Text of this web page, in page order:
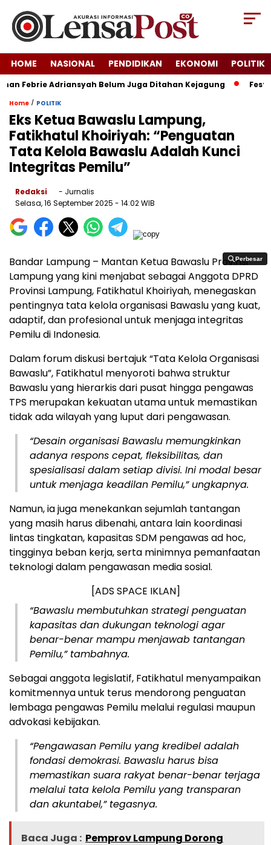
HOME NASIONAL PENDIDIKAN EKONOMI POLITIK
Febrie Adriansyah Belum Juga Ditahan Kejagung
Home / POLITIK
Eks Ketua Bawaslu Lampung,
Fatikhatul Khoiriyah: “Penguatan
Tata Kelola Bawaslu Adalah Kunci
Integritas Pemilu”
Redaksi
- Jurnalis
Selasa, 16 September 2025 - 14:02 WIB
Perbesar
Perbesar
Bandar Lampung – Mantan Ketua Bawaslu Provinsi
Lampung yang kini menjabat sebagai Anggota DPRD
Provinsi Lampung, Fatikhatul Khoiriyah, menegaskan
pentingnya tata kelola organisasi Bawaslu yang kuat,
adaptif, dan profesional untuk menjaga integritas
Pemilu di Indonesia.
Dalam forum diskusi bertajuk “Tata Kelola Organisasi
Bawaslu”, Fatikhatul menyoroti bahwa struktur
Bawaslu yang hierarkis dari pusat hingga pengawas
TPS merupakan kekuatan utama untuk memastikan
tidak ada wilayah yang luput dari pengawasan.
“Desain organisasi Bawaslu memungkinkan
adanya respons cepat, fleksibilitas, dan
spesialisasi dalam setiap divisi. Ini modal besar
untuk menjaga keadilan Pemilu,” ungkapnya.
Namun, ia juga menekankan sejumlah tantangan
yang masih harus dibenahi, antara lain koordinasi
lintas tingkatan, kapasitas SDM pengawas ad hoc,
tingginya beban kerja, serta minimnya pemanfaatan
teknologi dalam pengawasan media sosial.
[ADS SPACE IKLAN]
“Bawaslu membutuhkan strategi penguatan
kapasitas dan dukungan teknologi agar
benar-benar mampu menjawab tantangan
Pemilu,” tambahnya.
Sebagai anggota legislatif, Fatikhatul menyampaikan
komitmennya untuk terus mendorong penguatan
lembaga pengawas Pemilu melalui regulasi maupun
advokasi kebijakan.
“Pengawasan Pemilu yang kredibel adalah
fondasi demokrasi. Bawaslu harus bisa
memastikan suara rakyat benar-benar terjaga
melalui tata kelola Pemilu yang transparan
dan akuntabel,” tegasnya.
Baca Juga : Pemprov Lampung Dorong